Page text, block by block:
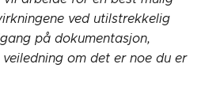
ved utilstrekkelig
på dokumentasjon,
om det er noe du er